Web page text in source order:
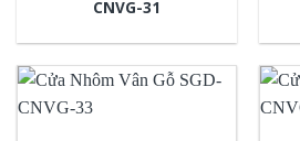
CNVG-31